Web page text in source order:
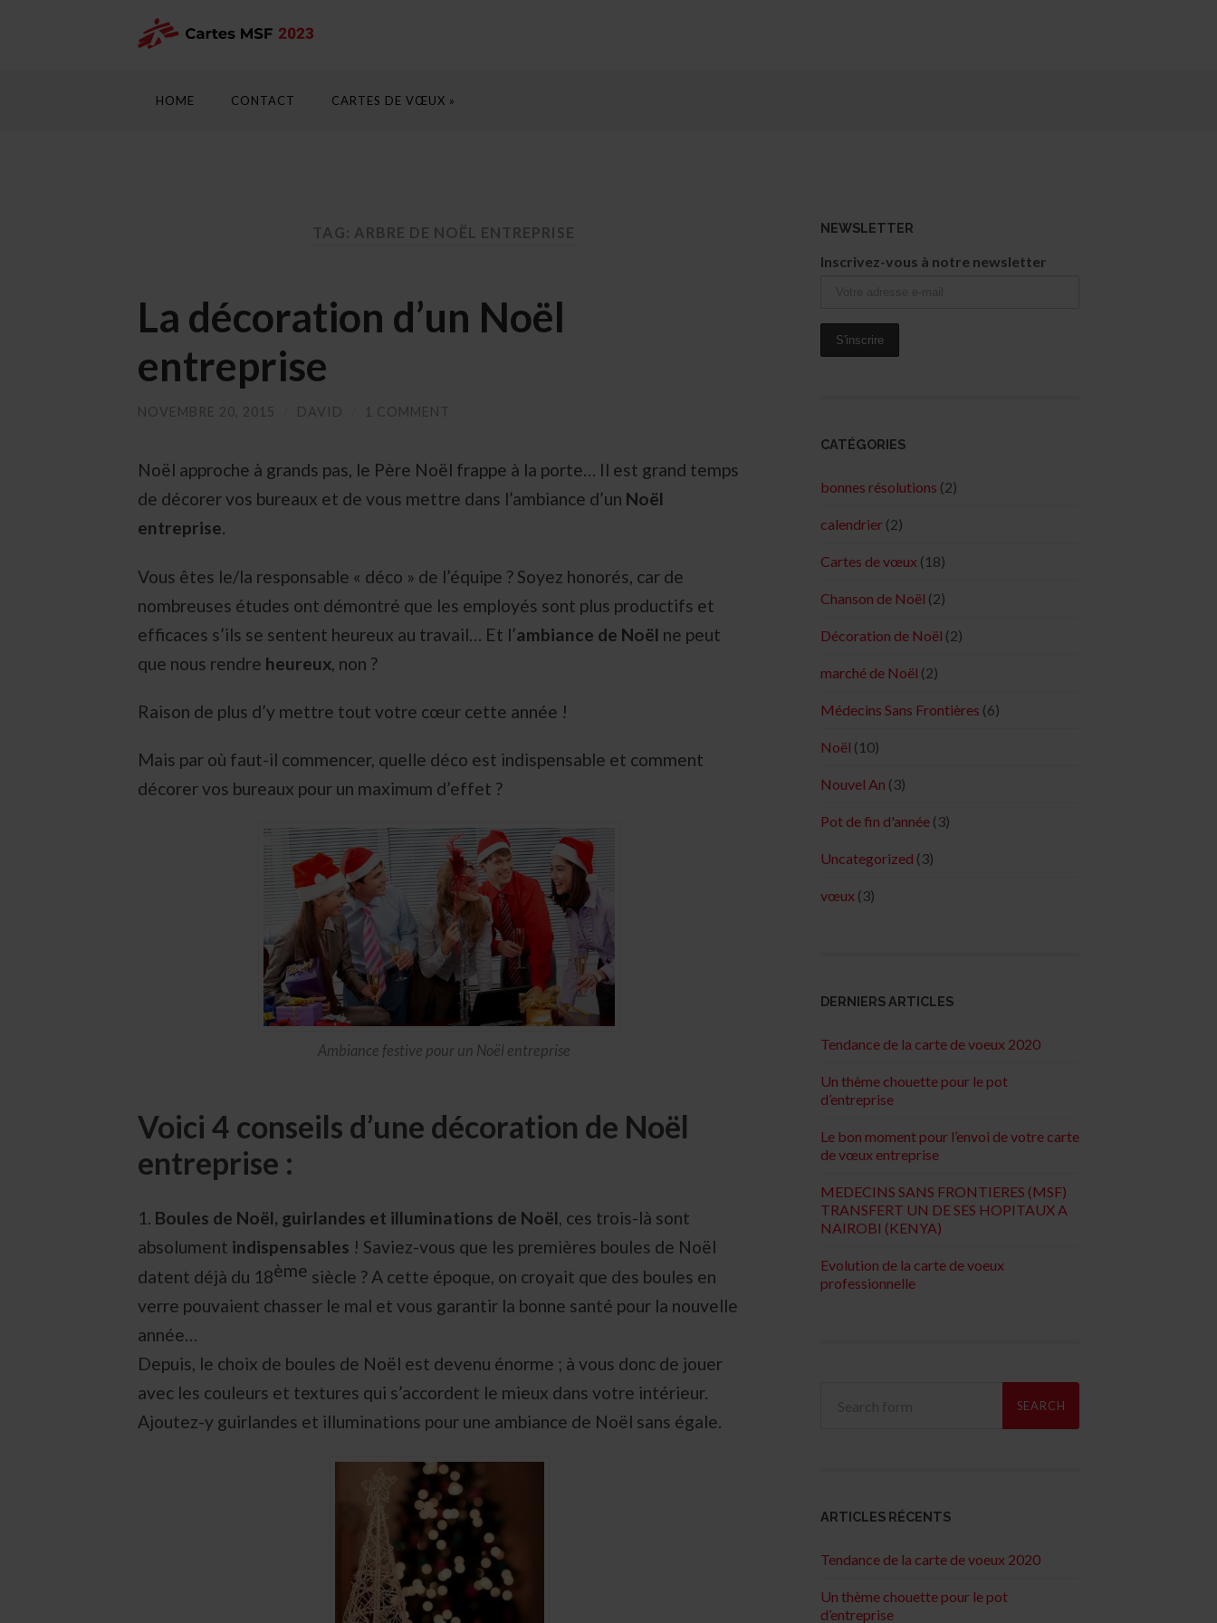
HOME CONTACT CARTES DE VŒUX »
TAG: ARBRE DE NOËL ENTREPRISE
La décoration d’un Noël
entreprise
NOVEMBRE 20, 2015 DAVID 1 COMMENT
Noël approche à grands pas, le Père Noël frappe à la porte… Il est grand temps
de décorer vos bureaux et de vous mettre dans l’ambiance d’un Noël
entreprise.
Vous êtes le/la responsable « déco » de l’équipe ? Soyez honorés, car de
nombreuses études ont démontré que les employés sont plus productifs et
efficaces s’ils se sentent heureux au travail… Et l’ambiance de Noël ne peut
que nous rendre heureux , non ?
Raison de plus d’y mettre tout votre cœur cette année !
Mais par où faut-il commencer, quelle déco est indispensable et comment
décorer vos bureaux pour un maximum d’effet ?
Ambiance festive pour un Noël entreprise
Voici 4 conseils d’une décoration de Noël
entreprise :
1. Boules de Noël, guirlandes et illuminations de Noël, ces trois-là sont
absolument indispensables ! Saviez-vous que les premières boules de Noël
datent déjà du 18ème siècle ? A cette époque, on croyait que des boules en
verre pouvaient chasser le mal et vous garantir la bonne santé pour la nouvelle
année…
Depuis, le choix de boules de Noël est devenu énorme ; à vous donc de jouer
avec les couleurs et textures qui s’accordent le mieux dans votre intérieur.
Ajoutez-y guirlandes et illuminations pour une ambiance de Noël sans égale.
NEWSLETTER
Inscrivez-vous à notre newsletter
CATÉGORIES
bonnes résolutions (2)
calendrier (2)
Cartes de vœux (18)
Chanson de Noël (2)
Décoration de Noël (2)
marché de Noël (2)
Médecins Sans Frontières (6)
Noël (10)
Nouvel An (3)
Pot de fin d'année (3)
Uncategorized (3)
vœux (3)
DERNIERS ARTICLES
Tendance de la carte de voeux 2020
Un thème chouette pour le pot
d’entreprise
Le bon moment pour l’envoi de votre carte
de vœux entreprise
MEDECINS SANS FRONTIERES (MSF)
TRANSFERT UN DE SES HOPITAUX A
NAIROBI (KENYA)
Evolution de la carte de voeux
professionnelle
ARTICLES RÉCENTS
Tendance de la carte de voeux 2020
Un thème chouette pour le pot
d’entreprise